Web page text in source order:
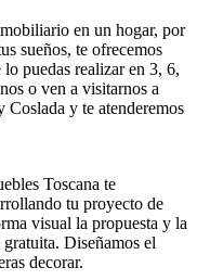
en un hogar, por
sueños, te ofrecemos
puedas realizar en 3, 6,
o ven a visitarnos a
Coslada y te atenderemos
Toscana te
tu proyecto de
visual la propuesta y la
Diseñamos el
decorar.